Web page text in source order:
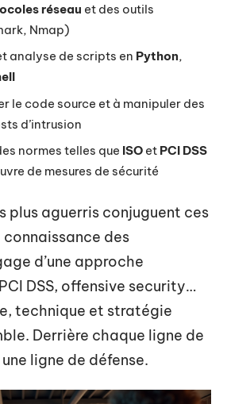
réseau et des outils
Nmap)
analyse de scripts en Python,
le code source et à manipuler des
d’intrusion
normes telles que ISO et PCI DSS
de mesures de sécurité
plus aguerris conjuguent ces
des
d’une approche
DSS, offensive security…
technique et stratégie
Derrière chaque ligne de
ligne de défense.